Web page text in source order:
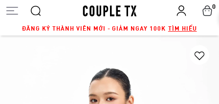
ĐĂNG KÝ THÀNH VIÊN MỚI - GIẢM NGAY 100K TÌM HIỂU
0